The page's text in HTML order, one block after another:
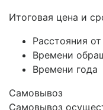
Итоговая цена и
Расстояния
Времени
Времени года
Самовывоз
Самовывоз